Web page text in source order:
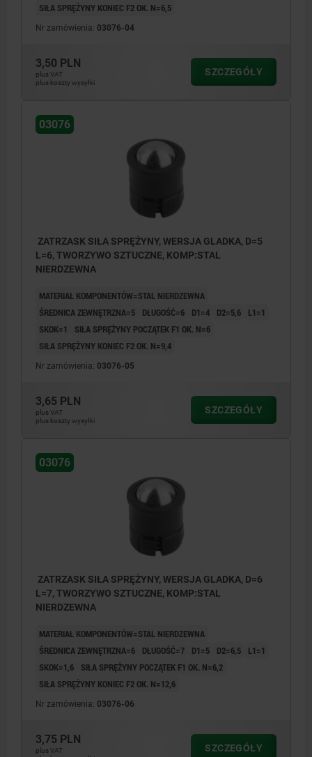
SIŁA SPRĘŻYNY KONIEC F2 OK. N=6,5
Nr zamówienia: 03076-04
3,50 PLN
plus VAT
plus koszty wysyłki
SZCZEGÓŁY
03076
ZATRZASK SIŁA SPRĘŻYNY, WERSJA GLADKA, D=5
L=6, TWORZYWO SZTUCZNE, KOMP:STAL
NIERDZEWNA
MATERIAŁ KOMPONENTÓW=STAL NIERDZEWNA
ŚREDNICA ZEWNĘTRZNA=5
DŁUGOŚĆ=6 D1=4 D2=5,6
L1=1
SKOK=1
SIŁA SPRĘŻYNY POCZĄTEK F1 OK. N=6
SIŁA SPRĘŻYNY KONIEC F2 OK. N=9,4
Nr zamówienia: 03076-05
3,65 PLN
plus VAT
plus koszty wysyłki
SZCZEGÓŁY
03076
ZATRZASK SIŁA SPRĘŻYNY, WERSJA GLADKA, D=6
L=7, TWORZYWO SZTUCZNE, KOMP:STAL
NIERDZEWNA
MATERIAŁ KOMPONENTÓW=STAL NIERDZEWNA
ŚREDNICA ZEWNĘTRZNA=6
DŁUGOŚĆ=7 D1=5 D2=6,5
L1=1
SKOK=1,6
SIŁA SPRĘŻYNY POCZĄTEK F1 OK. N=6,2
SIŁA SPRĘŻYNY KONIEC F2 OK. N=12,6
Nr zamówienia: 03076-06
3,75 PLN
plus VAT
SZCZEGÓŁY